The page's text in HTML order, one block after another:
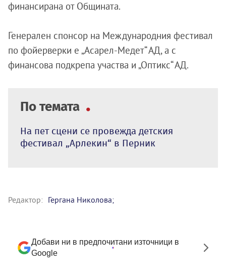
финансирана от Общината.
Генерален спонсор на Международния фестивал
по фойерверки е „Асарел-Медет“ АД, а с
финансова подкрепа участва и „Оптикс“ АД.
По темата
На пет сцени се провежда детския
фестивал „Арлекин“ в Перник
Редактор: Гергана Николова;
Добави ни в предпочитани източници в
Google